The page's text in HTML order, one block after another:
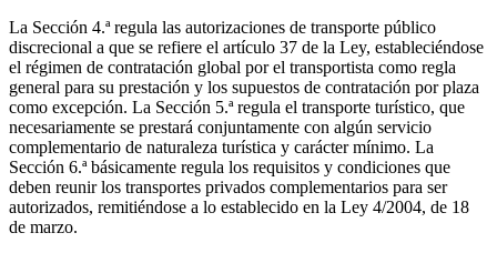
La Sección 4.ª regula las autorizaciones de transporte público
discrecional a que se refiere el artículo 37 de la Ley, estableciéndose
el régimen de contratación global por el transportista como regla
general para su prestación y los supuestos de contratación por plaza
como excepción. La Sección 5.ª regula el transporte turístico, que
necesariamente se prestará conjuntamente con algún servicio
complementario de naturaleza turística y carácter mínimo. La
Sección 6.ª básicamente regula los requisitos y condiciones que
deben reunir los transportes privados complementarios para ser
autorizados, remitiéndose a lo establecido en la Ley 4/2004, de 18
de marzo.